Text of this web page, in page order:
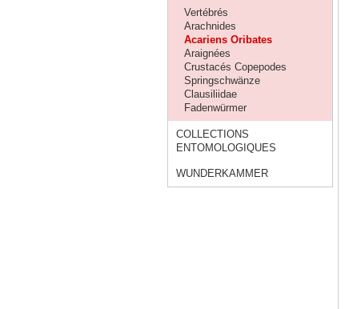
Vertébrés
Arachnides
Acariens Oribates
Araignées
Crustacés Copepodes
Springschwänze
Clausiliidae
Fadenwürmer
COLLECTIONS
ENTOMOLOGIQUES
WUNDERKAMMER